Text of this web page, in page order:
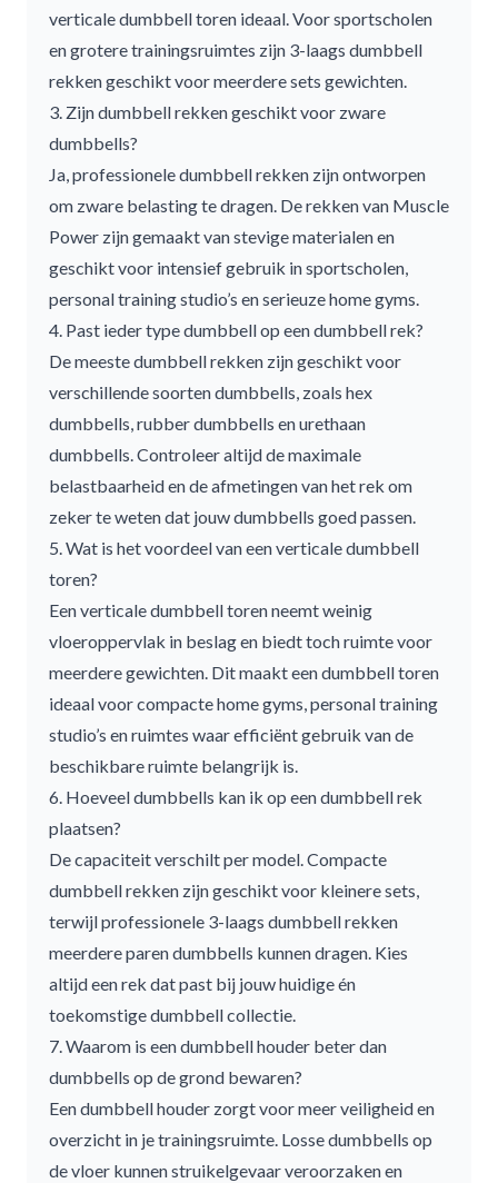
verticale dumbbell toren ideaal. Voor sportscholen
en grotere trainingsruimtes zijn 3-laags dumbbell
rekkengeschikt voor meerdere sets gewichten.
3. Zijn dumbbell rekken geschikt voor zware
dumbbells?
Ja, professioneledumbbell rekken zijn ontworpen
om zware belasting te dragen. De rekken van Muscle
Power zijn gemaakt van stevige materialen en
geschikt voor intensief gebruik in sportscholen,
personal training studio’s en serieuze home gyms.
4. Past ieder type dumbbell op een dumbbell rek?
De meestedumbbell rekken zijn geschikt voor
verschillende soorten dumbbells, zoals hex
dumbbells,rubber dumbbells enurethaan
dumbbells. Controleer altijd de maximale
belastbaarheid en de afmetingen van het rek om
zeker te weten dat jouw dumbbells goed passen.
5. Wat is het voordeel van een verticale dumbbell
toren?
Een verticaledumbbell torenneemt weinig
vloeroppervlak in beslag en biedt toch ruimte voor
meerdere gewichten. Dit maakt eendumbbell toren
ideaal voor compacte home gyms, personal training
studio’s en ruimtes waar efficiënt gebruik van de
beschikbare ruimte belangrijk is.
6. Hoeveel dumbbells kan ik op een dumbbell rek
plaatsen?
De capaciteit verschilt per model.Compacte
dumbbell rekken zijn geschikt voor kleinere sets,
terwijl professionele 3-laags dumbbell rekken
meerdere paren dumbbells kunnen dragen. Kies
altijd een rek dat past bij jouw huidige én
toekomstige dumbbell collectie.
7. Waarom is een dumbbell houder beter dan
dumbbells op de grond bewaren?
Een dumbbell houder zorgt voor meer veiligheid en
overzicht in je trainingsruimte. Losse dumbbells op
de vloer kunnen struikelgevaar veroorzaken en